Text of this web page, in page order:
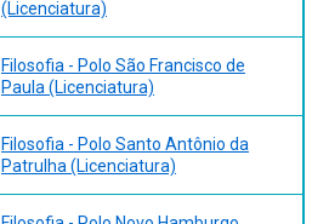
(Licenciatura)
Filosofia - Polo São Francisco de
Paula (Licenciatura)
Filosofia - Polo Santo Antônio da
Patrulha (Licenciatura)